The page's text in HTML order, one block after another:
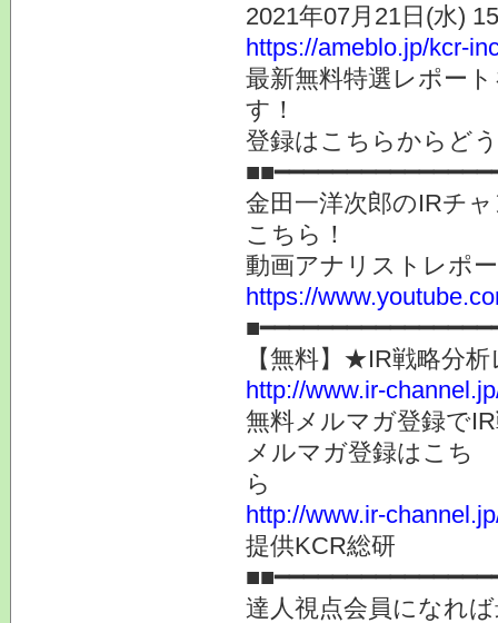
2021年07月21日(水)
https://ameblo.jp/kcr-
最新無料特選レポー
す！
登録はこちらからど
金田一洋次郎のIRチ
こちら！
動画アナリストレポ
https://
【無料】★IR戦略分
http://www.ir-
無料メルマガ登録で
メルマガ登録はこち
http://www.ir-
提供KCR総研
達人視点会員になれ